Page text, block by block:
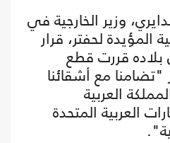
وزير الخارجية في
المؤيدة لحفتر، قرار
قررت قطع
"تضامنا مع أشقائنا
العربية
العربية المتحدة